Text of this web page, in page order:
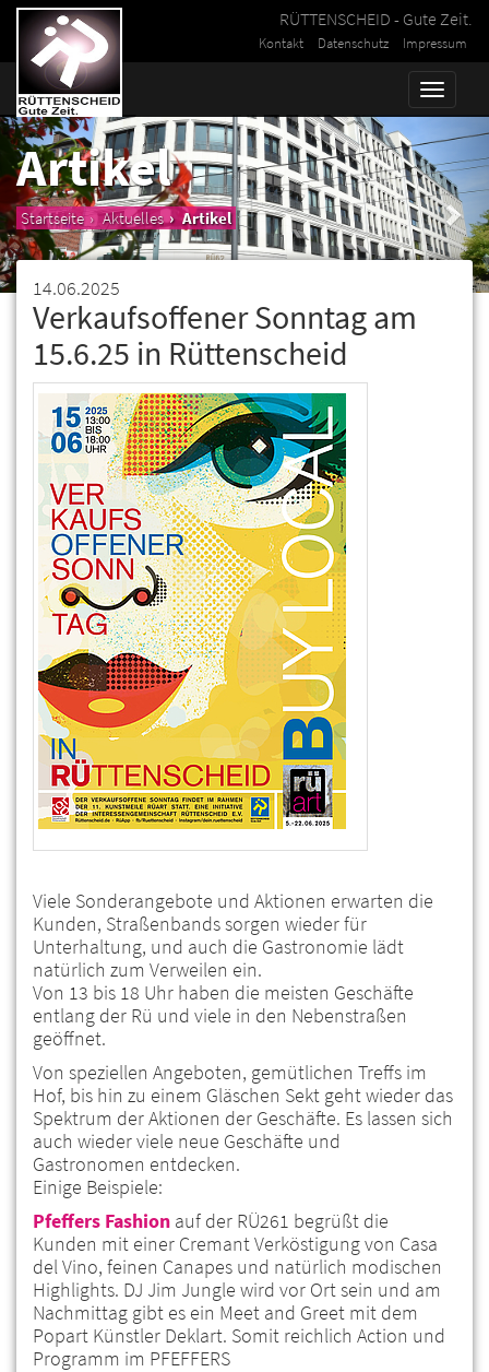
RÜTTENSCHEID - Gute Zeit.
Kontakt Datenschutz Impressum
Toggle
Artikel
Startseite Aktuelles Artikel
14.06.2025
Verkaufsoffener Sonntag am
15.6.25 in Rüttenscheid
Viele Sonderangebote und Aktionen erwarten die
Kunden, Straßenbands sorgen wieder für
Unterhaltung, und auch die Gastronomie lädt
natürlich zum Verweilen ein.
Von 13 bis 18 Uhr haben die meisten Geschäfte
entlang der Rü und viele in den Nebenstraßen
geöffnet.
Von speziellen Angeboten, gemütlichen Treffs im
Hof, bis hin zu einem Gläschen Sekt geht wieder das
Spektrum der Aktionen der Geschäfte. Es lassen sich
auch wieder viele neue Geschäfte und
Gastronomen entdecken.
Einige Beispiele:
Pfeffers Fashion auf der RÜ261 begrüßt die
Kunden mit einer Cremant Verköstigung von Casa
del Vino, feinen Canapes und natürlich modischen
Highlights. DJ Jim Jungle wird vor Ort sein und am
Nachmittag gibt es ein Meet and Greet mit dem
Popart Künstler Deklart. Somit reichlich Action und
Programm im PFEFFERS